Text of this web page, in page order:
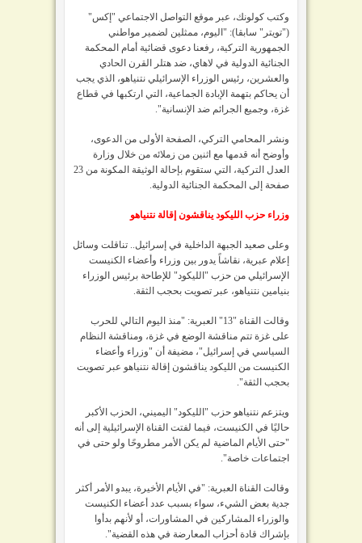
وكتب كولونك، عبر موقع التواصل الاجتماعي "إكس"
("تويتر" سابقا): "اليوم، ممثلين لضمير مواطني
الجمهورية التركية، رفعنا دعوى قضائية أمام المحكمة
الجنائية الدولية في لاهاي، ضد هتلر القرن الحادي
والعشرين، رئيس الوزراء الإسرائيلي نتنياهو، الذي يجب
أن يحاكم بتهمة الإبادة الجماعية، التي ارتكبها في قطاع
غزة، وجميع الجرائم ضد الإنسانية".
ونشر المحامي التركي، الصفحة الأولى من الدعوى،
وأوضح أنه قدمها مع اثنين من زملائه من خلال وزارة
العدل التركية، التي ستقوم بإحالة الوثيقة المكونة من 23
صفحة إلى المحكمة الجنائية الدولية.
وزراء حزب الليكود يناقشون إقالة نتنياهو
وعلى صعيد الجبهة الداخلية في إسرائيل.. تناقلت وسائل
إعلام عبرية، نقاشاً يدور بين وزراء وأعضاء الكنيست
الإسرائيلي من حزب "الليكود" للإطاحة برئيس الوزراء
بنيامين نتنياهو، عبر تصويت بحجب الثقة.
وقالت القناة "13" العبرية: "منذ اليوم التالي للحرب
على غزة تتم مناقشة الوضع في غزة، ومناقشة النظام
السياسي في إسرائيل"، مضيفة أن "وزراء وأعضاء
الكنيست من الليكود يناقشون إقالة نتنياهو عبر تصويت
بحجب الثقة".
ويتزعم نتنياهو حزب "الليكود" اليميني، الحزب الأكبر
حاليًا في الكنيست، فيما لفتت القناة الإسرائيلية إلى أنه
"حتى الأيام الماضية لم يكن الأمر مطروحًا ولو حتى في
اجتماعات خاصة".
وقالت القناة العبرية: "في الأيام الأخيرة، يبدو الأمر أكثر
جدية بعض الشيء، سواء بسبب عدد أعضاء الكنيست
والوزراء المشاركين في المشاورات، أو لأنهم بدأوا
بإشراك قادة أحزاب المعارضة في هذه القضية".